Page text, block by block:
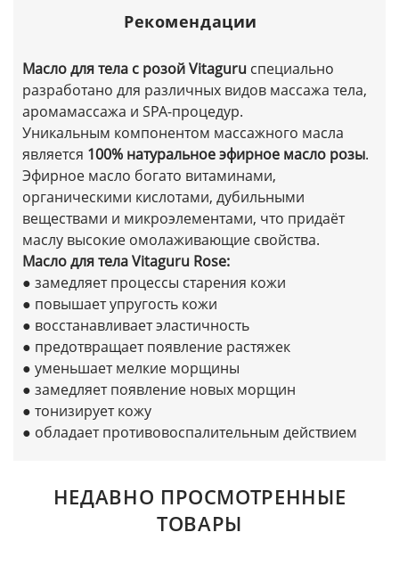
Рекомендации
Масло для тела с розой Vitaguru специально
разработано для различных видов массажа тела,
аромамассажа и SPA-процедур.
Уникальным компонентом массажного масла
является 100% натуральное эфирное масло розы.
Эфирное масло богато витаминами,
органическими кислотами, дубильными
веществами и микроэлементами, что придаёт
маслу высокие омолаживающие свойства.
Масло для тела Vitaguru Rose:
● замедляет процессы старения кожи
● повышает упругость кожи
● восстанавливает эластичность
● предотвращает появление растяжек
● уменьшает мелкие морщины
● замедляет появление новых морщин
● тонизирует кожу
● обладает противовоспалительным действием
НЕДАВНО ПРОСМОТРЕННЫЕ
ТОВАРЫ